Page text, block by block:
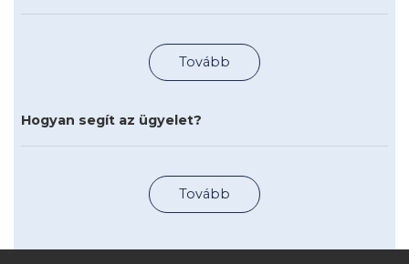
Tovább
Hogyan segít az ügyelet?
Tovább